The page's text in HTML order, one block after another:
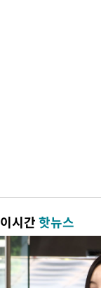
이시간핫뉴스